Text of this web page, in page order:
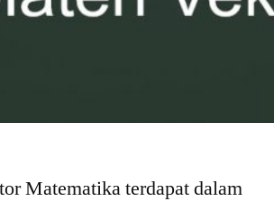
Matematika terdapat dalam